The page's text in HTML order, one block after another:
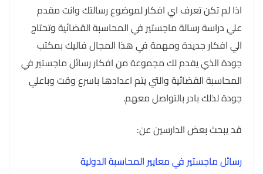
اذا لم تكن تعرف اي افكار لموضوع رسالتك وانت مقدم
علي دراسة رسالة ماجستير في المحاسبة القضائية وتحتاج
الي افكار جديدة ومهمة في هذا المجال فاليك بمكتب
جودة الذي يقدم لك مجموعة من افكار رسائل ماجستير في
المحاسبة القضائية والتي يتم اعدادها باسرع وقت وباعلي
جودة لذلك بادر بالتواصل معهم.
قد يبحث بعض الدارسين عن:
رسائل ماجستير في معايير المحاسبة الدولية